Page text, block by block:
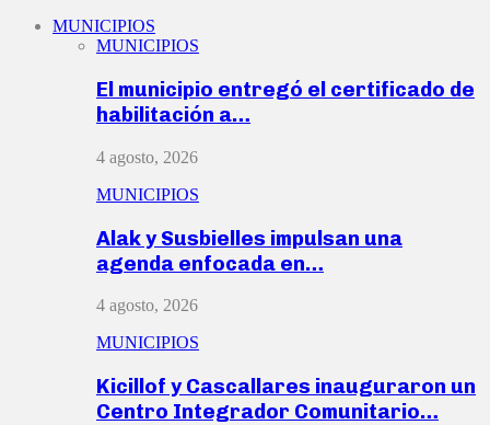
MUNICIPIOS
MUNICIPIOS
El municipio entregó el certificado de
habilitación a…
4 agosto, 2026
MUNICIPIOS
Alak y Susbielles impulsan una
agenda enfocada en…
4 agosto, 2026
MUNICIPIOS
Kicillof y Cascallares inauguraron un
Centro Integrador Comunitario…